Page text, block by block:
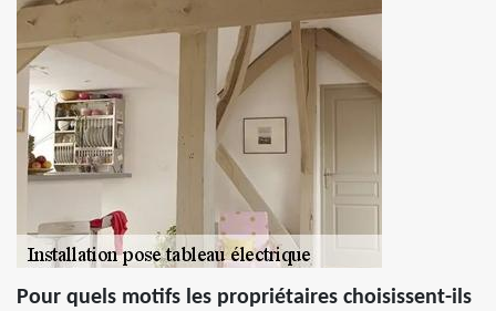
Pour quels motifs les propriétaires choisissent-ils